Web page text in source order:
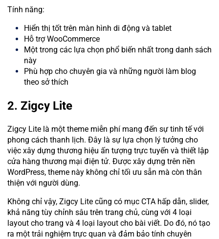
Tính năng:
Hiển thị tốt trên màn hình di động và tablet
Hỗ trợ WooCommerce
Một trong các lựa chọn phổ biến nhất trong danh sách
này
Phù hợp cho chuyên gia và những người làm blog
theo sở thích
2. Zigcy Lite
Zigcy Lite là một theme miễn phí mang đến sự tinh tế với
phong cách thanh lịch. Đây là sự lựa chọn lý tưởng cho
việc xây dựng thương hiệu ấn tượng trực tuyến và thiết lập
cửa hàng thương mại điện tử. Được xây dựng trên nền
WordPress, theme này không chỉ tối ưu sẵn mà còn thân
thiện với người dùng.
Không chỉ vậy, Zigcy Lite cũng có mục CTA hấp dẫn, slider,
khả năng tùy chỉnh sâu trên trang chủ, cùng với 4 loại
layout cho trang và 4 loại layout cho bài viết. Do đó, nó tạo
ra một trải nghiệm trực quan và đảm bảo tính chuyên